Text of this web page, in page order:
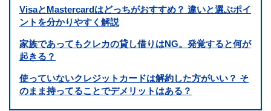
VisaとMastercardはどっちがおすすめ？ 違いと選ぶポイ
ントを分かりやすく解説
家族であってもクレカの貸し借りはNG。発覚すると何が
起きる？
使っていないクレジットカードは解約した方がいい？ そ
のまま持ってることでデメリットはある？